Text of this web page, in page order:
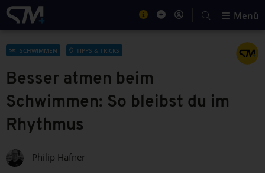
Menü
SCHWIMMEN TIPPS & TRICKS
Besser atmen beim
Schwimmen: So bleibst du im
Rhythmus
Philip Häfner